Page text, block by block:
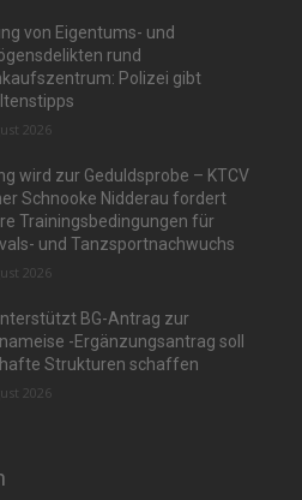
von Eigentums- und
rund
Polizei gibt
2026
wird zur Geduldsprobe – KTCV
Schnooke Nidderau fordert
Trainingsbedingungen für
und Tanzsportnachwuchs
2026
BG-Antrag zur
-Ergänzungsantrag soll
Strukturen schaffen
2026